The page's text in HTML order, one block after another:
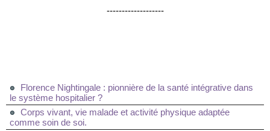
-------------------
Florence Nightingale : pionnière de la santé intégrative dans
le système hospitalier ?
Corps vivant, vie malade et activité physique adaptée
comme soin de soi.